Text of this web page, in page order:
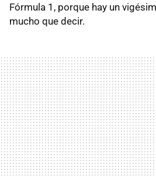
Fórmula 1, porque hay un
mucho que decir.